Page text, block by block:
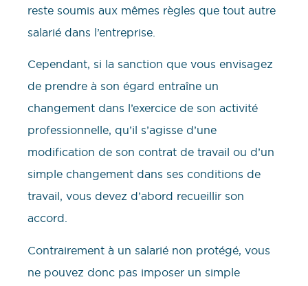
reste soumis aux mêmes règles que tout autre
salarié dans l’entreprise.
Cependant, si la sanction que vous envisagez
de prendre à son égard entraîne un
changement dans l’exercice de son activité
professionnelle, qu’il s’agisse d’une
modification de son contrat de travail ou d’un
simple changement dans ses conditions de
travail, vous devez d’abord recueillir son
accord.
Contrairement à un salarié non protégé, vous
ne pouvez donc pas imposer un simple